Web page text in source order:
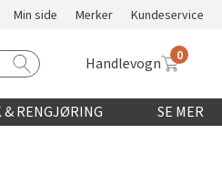
Min side Merker Kundeservice
Handlevogn 0
& RENGJØRING SE MER